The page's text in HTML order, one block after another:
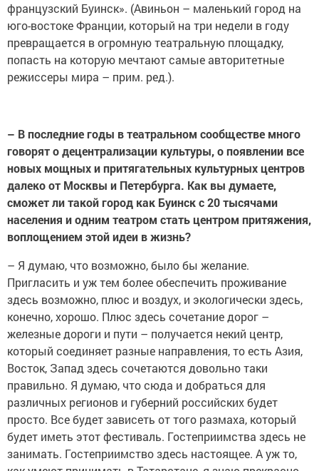
французский Буинск». (Авиньон – маленький город на
юго-востоке Франции, который на три недели в году
превращается в огромную театральную площадку,
попасть на которую мечтают самые авторитетные
режиссеры мира – прим. ред.).
– В последние годы в театральном сообществе много
говорят о децентрализации культуры, о появлении все
новых мощных и притягательных культурных центров
далеко от Москвы и Петербурга. Как вы думаете,
сможет ли такой город как Буинск с 20 тысячами
населения и одним театром стать центром притяжения,
воплощением этой идеи в жизнь?
– Я думаю, что возможно, было бы желание.
Пригласить и уж тем более обеспечить проживание
здесь возможно, плюс и воздух, и экологически здесь,
конечно, хорошо. Плюс здесь сочетание дорог –
железные дороги и пути – получается некий центр,
который соединяет разные направления, то есть Азия,
Восток, Запад здесь сочетаются довольно таки
правильно. Я думаю, что сюда и добраться для
различных регионов и губерний российских будет
просто. Все будет зависеть от того размаха, который
будет иметь этот фестиваль. Гостеприимства здесь не
занимать. Гостеприимство здесь настоящее. А уж то,